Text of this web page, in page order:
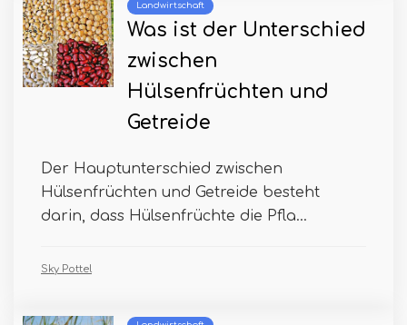
Landwirtschaft
Was ist der Unterschied
zwischen
Hülsenfrüchten und
Getreide
Der Hauptunterschied zwischen
Hülsenfrüchten und Getreide besteht
darin, dass Hülsenfrüchte die Pfla...
Sky Pottel